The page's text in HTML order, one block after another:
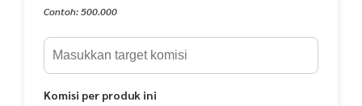
Contoh: 500.000
Komisi per produk ini